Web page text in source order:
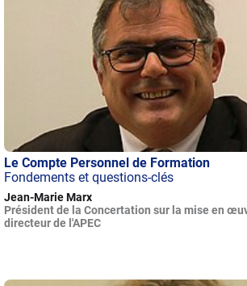
Le Compte Personnel de Formation
Fondements et questions-clés
Jean-Marie Marx
Président de la Concertation sur la mise en
directeur de l'APEC